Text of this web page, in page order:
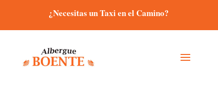
¿Necesitas un Taxi en el Camino?